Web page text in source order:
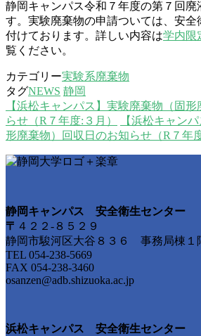
静岡キャンパス令和７年度の第７回廃
す。実験廃棄物の申請ついては、安全
付けております。詳しい内容は学内限
覧ください。
カテゴリー実験系廃棄物
タグNEWS 静岡
【浜松キャンパス】実験廃棄物（固
らせ（R７年度:３月）
【浜松キャン
形廃棄物）回収日のお知らせ（R７年
静岡キャンパス 安全衛生センター
〒 ４２２-８５２９
静岡市駿河区大谷８３６ 事務局棟１
TEL 054-238-5669
FAX 054-238-3460
osanzen@adb.shizuoka.ac.jp
浜松キャンパス 安全衛生センター